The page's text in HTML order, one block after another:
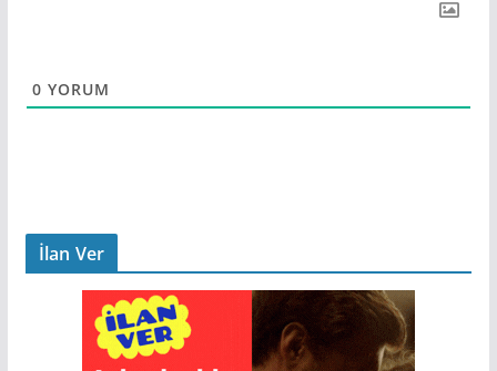
0 YORUM
İlan Ver